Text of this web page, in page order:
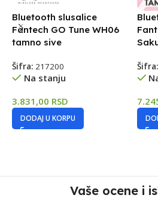
Bluetooth slusalice
Fantech GO Tune WH06
tamno sive
Šifra: 217200
Na stanju
3.831,00 RSD
DODAJ U KORPU
Šifra:
Vaše ocene i